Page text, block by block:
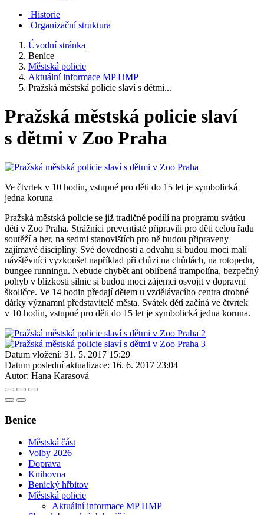
Historie
Organizační struktura
Úvodní stránka
Benice
Městská policie
Aktuální informace MP HMP
Pražská městská policie slaví s dětmi...
Pražská městská policie slaví
s dětmi v Zoo Praha
Ve čtvrtek v 10 hodin, vstupné pro děti do 15 let je symbolická
jedna koruna
Pražská městská policie se již tradičně podílí na programu svátku
dětí v Zoo Praha. Strážníci preventisté připravili pro děti celou řadu
soutěží a her, na sedmi stanovištích pro ně budou připraveny
zajímavé disciplíny. Své dovednosti a odvahu si budou moci malí
návštěvníci vyzkoušet například při chůzi na chůdách, na rotopedu,
bungee runningu. Nebude chybět ani oblíbená trampolína, bezpečný
pohyb v blízkosti silnic si budou moci zájemci osvojit v dopravní
školičce. Ve 14 hodin předají dětem u vzdělávacího centra drobné
dárky významní představitelé města. Svátek dětí začíná ve čtvrtek
v 10 hodin, vstupné pro děti do 15 let je symbolická jedna koruna.
Datum vložení: 31. 5. 2017 15:29
Datum poslední aktualizace: 16. 6. 2017 23:04
Autor: Hana Karasová
Benice
Městská část
Volby 2026
Doprava
Knihovna
Benický hřbitov
Městská policie
Aktuální informace MP HMP